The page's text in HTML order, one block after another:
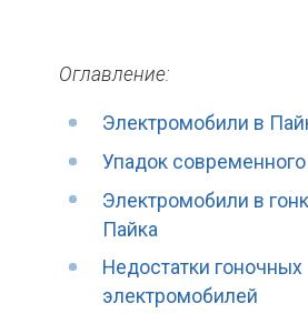
Оглавление:
Электромобили в
Упадок современного
Электромобили в
Пайка
Недостатки гоночных
электромобилей